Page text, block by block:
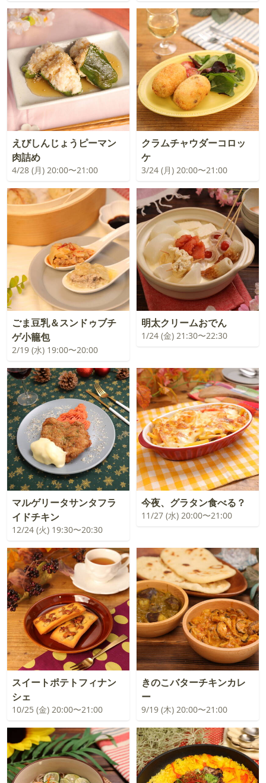
えびしんじょうピーマン
肉詰め
4/28 (月) 20:00〜21:00
クラムチャウダーコロッ
ケ
3/24 (月) 20:00〜21:00
ごま豆乳＆スンドゥブチ
ゲ小籠包
2/19 (水) 19:00〜20:00
明太クリームおでん
1/24 (金) 21:30〜22:30
マルゲリータサンタフラ
イドチキン
12/24 (火) 19:30〜20:30
今夜、グラタン食べる？
11/27 (水) 20:00〜21:00
スイートポテトフィナン
シェ
10/25 (金) 20:00〜21:00
きのこバターチキンカレ
ー
9/19 (木) 20:00〜21:00